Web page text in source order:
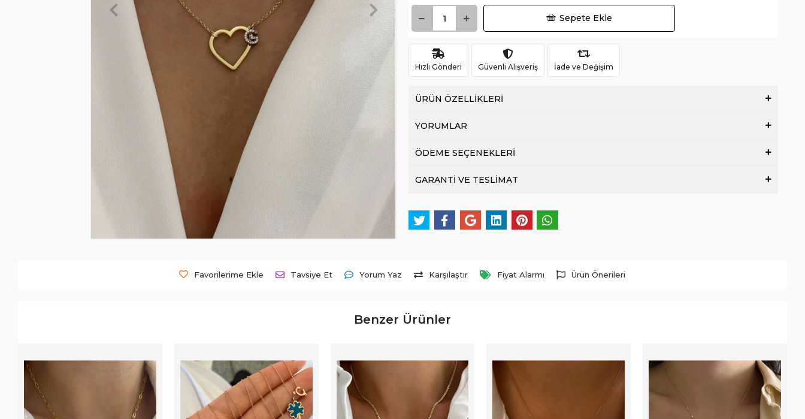
Sepete Ekle
Hızlı Gönderi Güvenli Alışveriş İade ve Değişim
ÜRÜN ÖZELLİKLERİ
YORUMLAR
ÖDEME SEÇENEKLERİ
GARANTİ VE TESLİMAT
Favorilerime Ekle Tavsiye Et Yorum Yaz Karşılaştır Fiyat Alarmı Ürün Önerileri
Benzer Ürünler